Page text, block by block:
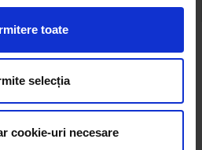
toate
selecția
cookie-uri necesare
spune-le și altora despre
produs.